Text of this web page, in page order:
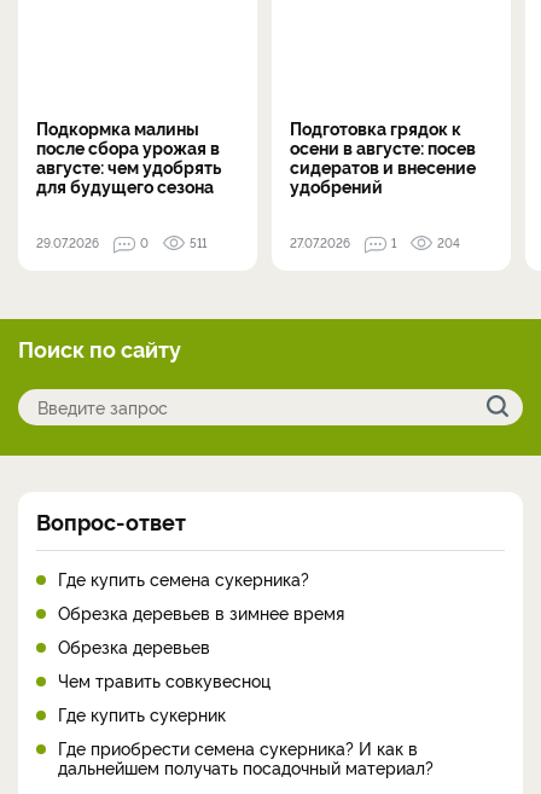
Подкормка малины
после сбора урожая в
августе: чем удобрять
для будущего сезона
29.07.2026 0 511
Подготовка грядок к
осени в августе: посев
сидератов и внесение
удобрений
27.07.2026 1 204
Поиск по сайту
Вопрос-ответ
Где купить семена сукерника?
Обрезка деревьев в зимнее время
Обрезка деревьев
Чем травить совкувесноц
Где купить сукерник
Где приобрести семена сукерника? И как в
дальнейшем получать посадочный материал?